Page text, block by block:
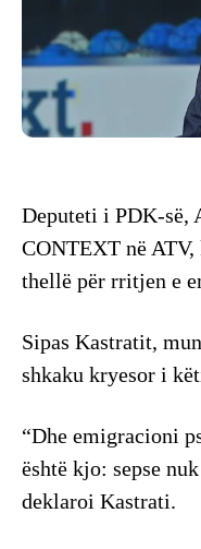
Deputeti i PDK-së,
CONTEXT në ATV,
thellë për rritjen e
Sipas Kastratit,
shkaku kryesor i
“Dhe emigracioni
është kjo: sepse
deklaroi Kastrati.